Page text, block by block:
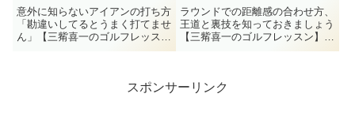
一のゴルフレッスン】
意外に知らないアイアンの打ち方
「勘違いしてるとうまく打てませ
ん」【三觜喜一のゴルフレッス
ン】池森さんのレッスンはいよい
打てないのです。フェースターン
ゴルフレッスン】
ラウンドでの距離感の合わせ方、
王道と裏技を知っておきましょう
【三觜喜一のゴルフレッスン】今
回は『ラウンドでの距離感の合わ
す。ゴルフコーチ三觜喜一による
スポンサーリンク